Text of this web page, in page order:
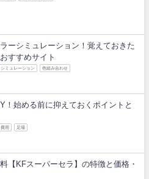
ーシミュレーション！覚えておきた
すすめサイト
シミュレーション 色組み合わせ
！始める前に抑えておくポイントと
費用 足場
【KFスーパーセラ】の特徴と価格・